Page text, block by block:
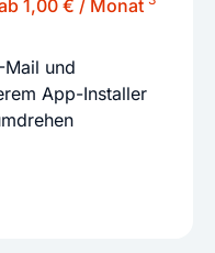
1,00 € / Monat
und
App-Installer